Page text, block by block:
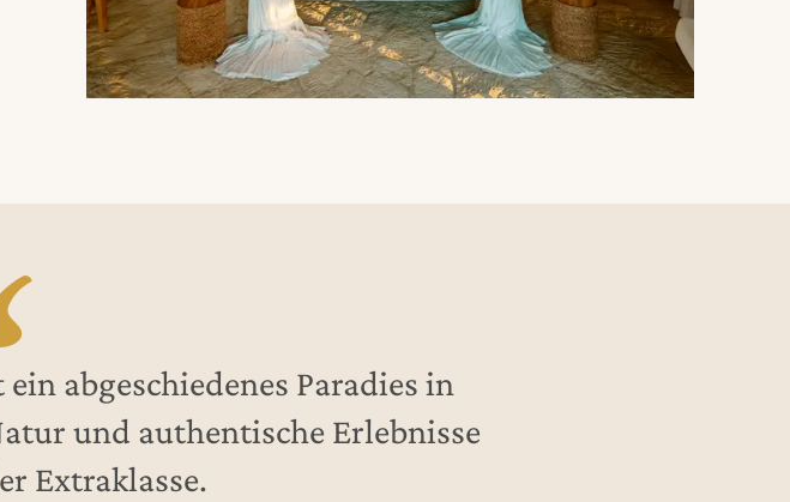
abgeschiedenes Paradies in
und authentische Erlebnisse
Extraklasse.